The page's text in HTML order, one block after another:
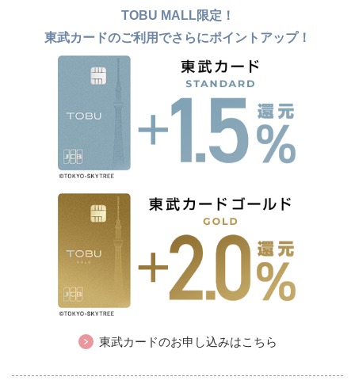
TOBU MALL限定！
東武カードのご利用でさらにポイントアップ！
東武カードのお申し込みはこちら